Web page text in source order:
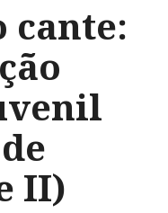
cante:
II)